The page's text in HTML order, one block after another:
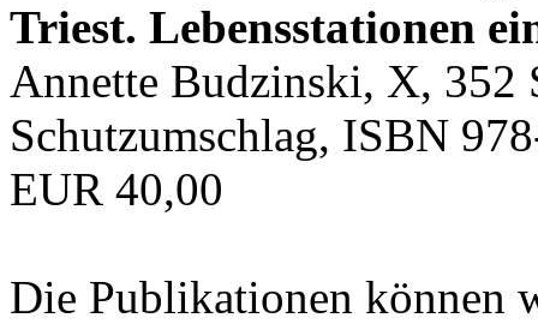
Triest. Lebensstationen
Annette Budzinski, X, 352
Schutzumschlag, ISBN
EUR 40,00
Die Publikationen können